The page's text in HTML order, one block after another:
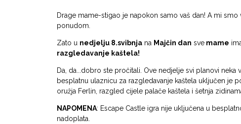
Drage mame-stigao je napokon samo vaš dan! A mi
ponudom.
Zato u nedjelju 8.svibnja na Majčin dan sve mame
razgledavanje kaštela!
Da, da...dobro ste pročitali. Ove nedjelje svi planovi neka
besplatnu ulaznicu za razgledavanje kaštela uključen je
oružja Ferlin, razgled cijele palače kaštela i šetnja
NAPOMENA: Escape Castle igra nije uključena u
nadoplata.